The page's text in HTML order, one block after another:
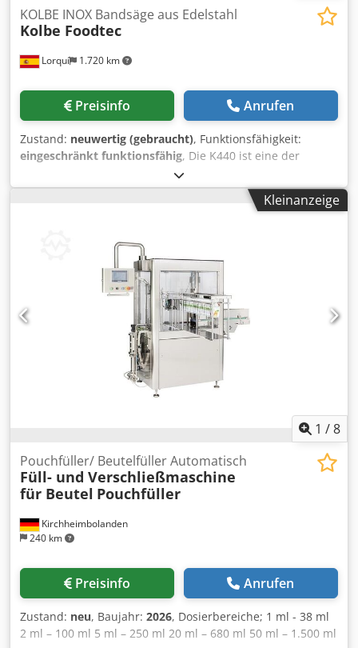
Lorquí 1.720 km
KOLBE INOX Bandsäge aus Edelstahl
Kolbe Foodtec
Preisinfo Anrufen
Zustand: neuwertig (gebraucht), Funktionsfähigkeit:
eingeschränkt funktionsfähig, Die K440 ist eine der
Hochleistungsbandsägen. Dank der optimalen
Bandgeschwindigkeit ist die Vertikalsäge ideal zum
Schneiden großer Mengen frischer und gefrorener Stücke.
geeignet. Die stationäre K440-Säge mit Rollenschiebetisch
ist für den universellen Einsatz in Zerlegereien,
Supermärkten sowie in der Fleisch- und Fischindustrie
geeignet. Nützliche Maße: Raddurchmesser: 430 mm
Bandsägeblatt: 3370×16 mm Maximale Schnitthöhe: 415
mm Csdpsx S I Rbjfx Aaneha Maximaler Seitendurchlass:
Kleinanzeige
1 /8
Kirchheimbolanden
240 km
Pouchfüller/ Beutelfüller Automatisch
Füll- und Verschließmaschine
für Beutel Pouchfüller
Preisinfo Anrufen
Zustand: neu, Baujahr: 2026, Dosierbereiche; 1 ml - 38 ml
2 ml – 100 ml 5 ml – 250 ml 20 ml – 680 ml 50 ml – 1.500 ml